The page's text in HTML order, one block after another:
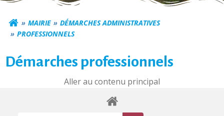
MAIRIE
DÉMARCHES ADMINISTRATIVES
PROFESSIONNELS
Démarches professionnels
Aller au contenu principal